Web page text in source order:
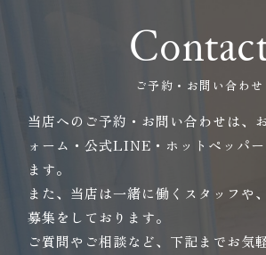
ご予約・お問い合わせ
当店へのご予約・お問い合わせは、
ォーム・公式LINE・ホットペッパ
ます。
また、当店は一緒に働くスタッフや
募集をしております。
ご質問やご相談など、下記までお気